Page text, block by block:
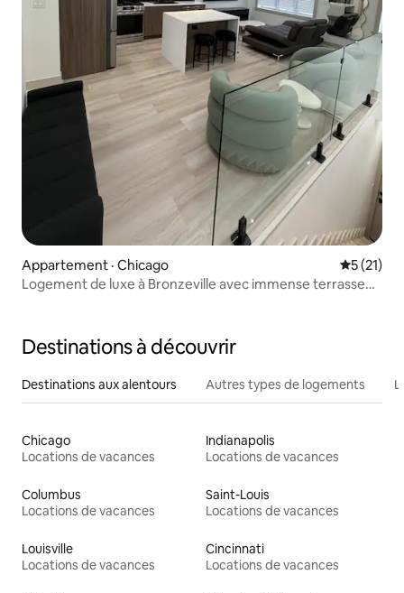
Appartement · Chicago Note
5 (21)
Logement de luxe à Bronzeville avec immense terrasse
Destinations à découvrir
Destinations aux alentours Autres types de logements
Chicago
Locations de vacances
Indianapolis
Locations de vacances
Columbus
Locations de vacances
Saint-Louis
Locations de vacances
Louisville
Locations de vacances
Cincinnati
Locations de vacances